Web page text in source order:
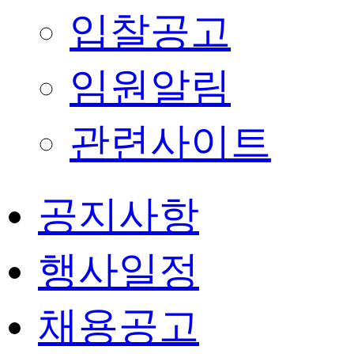
입찰공고
임원알림
관련사이트
공지사항
행사일정
채용공고